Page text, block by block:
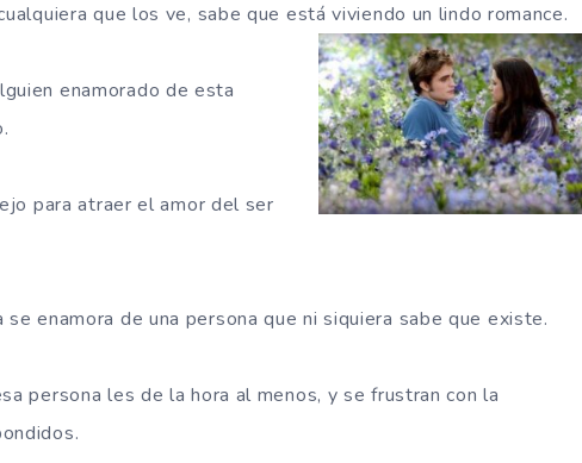
que los ve, sabe que está viviendo un lindo romance.
enamorado de esta
para atraer el amor del ser
enamora de una persona que ni siquiera sabe que existe.
persona les de la hora al menos, y se frustran con la